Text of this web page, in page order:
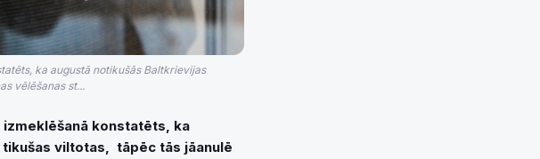
ka augustā notikušās Baltkrievijas
vēlēšanas st...
izmeklēšanā konstatēts, ka
viltotas, tāpēc tās jāanulē